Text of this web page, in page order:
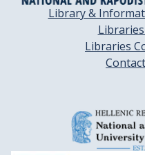
Library &
Libraries